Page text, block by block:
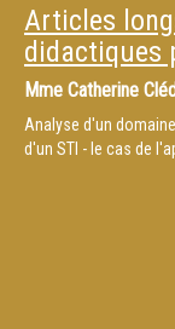
Articles
didactiques
Mme Catherine
Analyse d'un
d'un STI - le cas de